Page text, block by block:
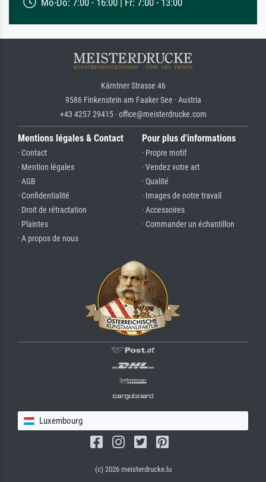
Kärntner Strasse 46
9586 Finkenstein am Faaker See · Austria
+43 4257 29415 · office@meisterdrucke.com
Mentions légales & Contact
· Contact
· Mention légales
· AGB
· Confidentialité
· Droit de rétractation
· Plaintes
· A propos de nous
Pour plus d'informations
· Propre motif
· Vendez votre art
· Qualité
· Images de notre travail
· Accessoires
· Commander un échantillon
Luxembourg
(c) 2026 meisterdrucke.lu